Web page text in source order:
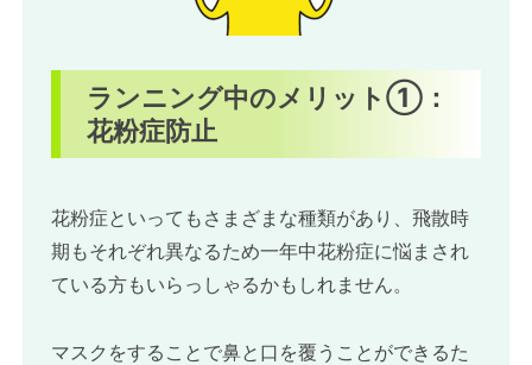
着脱簡単！耳ひもで調節が可能
まとめ
ランニング中のメリット①：
花粉症防止
花粉症といってもさまざまな種類があり、飛散時
期もそれぞれ異なるため一年中花粉症に悩まされ
ている方もいらっしゃるかもしれません。
マスクをすることで鼻と口を覆うことができるた